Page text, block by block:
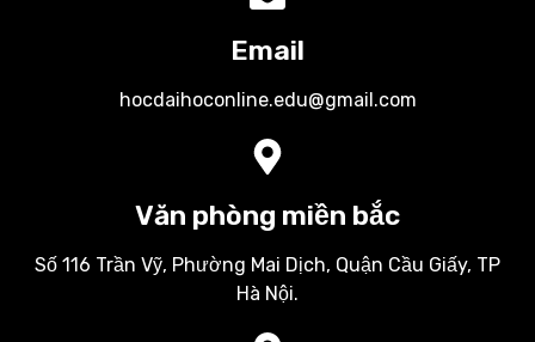
Email
hocdaihoconline.edu@gmail.com
Văn phòng miền bắc
Số 116 Trần Vỹ, Phường Mai Dịch, Quận Cầu Giấy, TP
Hà Nội.